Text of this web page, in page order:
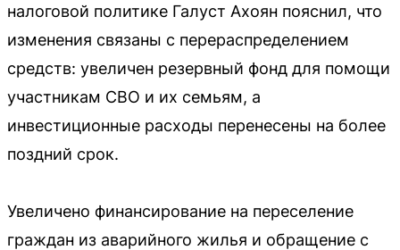
налоговой политике Галуст Ахоян пояснил, что
изменения связаны с перераспределением
средств: увеличен резервный фонд для помощи
участникам СВО и их семьям, а
инвестиционные расходы перенесены на более
поздний срок.
Увеличено финансирование на переселение
граждан из аварийного жилья и обращение с